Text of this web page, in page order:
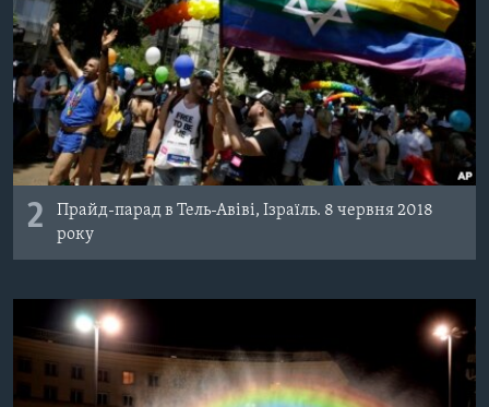
2
Прайд-парад в Тель-Авіві, Ізраїль. 8 червня 2018
року